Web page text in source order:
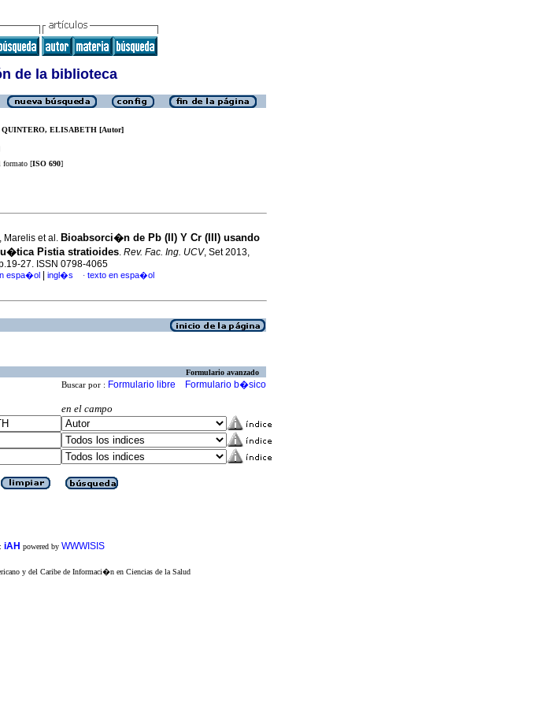
de la biblioteca
ELISABETH [Autor]
formato [ISO 690]
Marelis et al. Bioabsorci�n de Pb (II) Y Cr (III) usando
Pistia stratioides. Rev. Fac. Ing. UCV, Set 2013,
27. ISSN 0798-4065
espa�ol ingl�s · texto en espa�ol
Formulario avanzado
Buscar por : Formulario libre Formulario b�sico
en el campo
iAH powered by WWWISIS
y del Caribe de Informaci�n en Ciencias de la Salud